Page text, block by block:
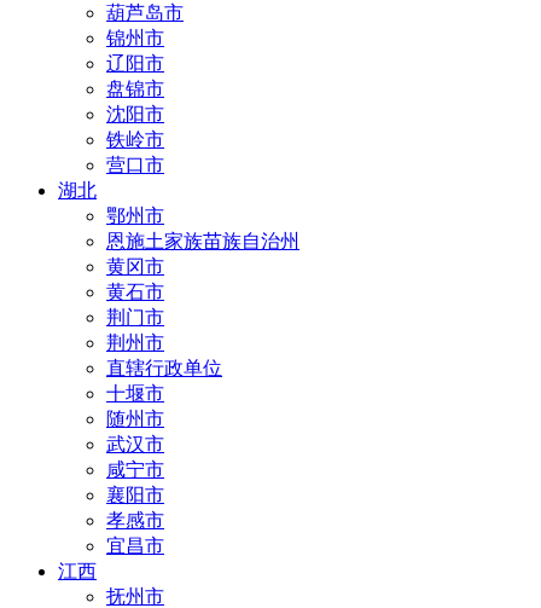
葫芦岛市
锦州市
辽阳市
盘锦市
沈阳市
铁岭市
营口市
湖北
鄂州市
恩施土家族苗族自治州
黄冈市
黄石市
荆门市
荆州市
直辖行政单位
十堰市
随州市
武汉市
咸宁市
襄阳市
孝感市
宜昌市
江西
抚州市